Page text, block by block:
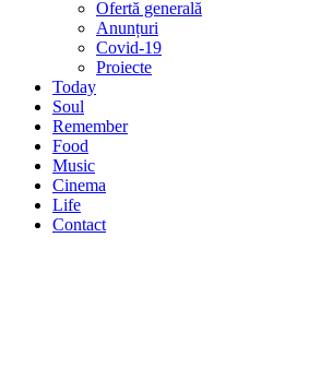
Ofertă generală
Anunțuri
Covid-19
Proiecte
Today
Soul
Remember
Food
Music
Cinema
Life
Contact